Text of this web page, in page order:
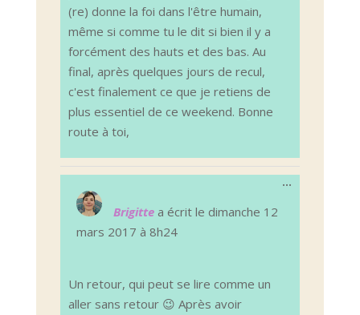
(re) donne la foi dans l'être humain,
même si comme tu le dit si bien il y a
forcément des hauts et des bas. Au
final, après quelques jours de recul,
c'est finalement ce que je retiens de
plus essentiel de ce weekend. Bonne
route à toi,
Brigitte a écrit le dimanche 12
mars 2017 à 8h24
Un retour, qui peut se lire comme un
aller sans retour 😉 Après avoir
...